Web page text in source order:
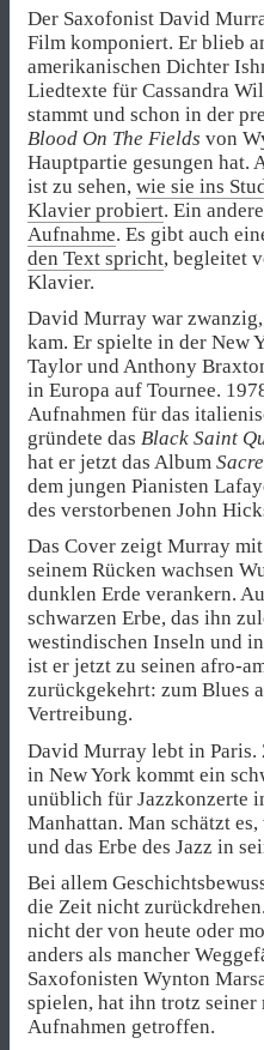
Der Saxofonist David
Film komponiert. Er blieb
amerikanischen Dichter
Liedtexte für Cassandra
stammt und schon in der
Blood On The Fields von
Hauptpartie gesungen hat.
ist zu sehen, wie sie ins
Klavier probiert. Ein
Aufnahme. Es gibt auch
den Text spricht, begleitet
Klavier.
David Murray war
kam. Er spielte in der New
Taylor und Anthony
in Europa auf Tournee.
Aufnahmen für das
gründete das Black Saint
hat er jetzt das Album
dem jungen Pianisten
des verstorbenen John
Das Cover zeigt Murray
seinem Rücken wachsen
dunklen Erde verankern.
schwarzen Erbe, das ihn
westindischen Inseln und
ist er jetzt zu seinen afro-
zurückgekehrt: zum Blues
Vertreibung.
David Murray lebt in Paris.
in New York kommt ein
unüblich für Jazzkonzerte
Manhattan. Man schätzt
und das Erbe des Jazz in
Bei allem
die Zeit nicht
nicht der von heute oder
anders als mancher
Saxofonisten Wynton
spielen, hat ihn trotz
Aufnahmen getroffen.